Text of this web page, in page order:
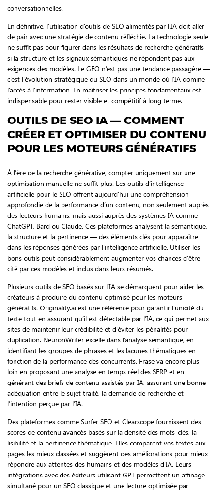
conversationnelles.
En définitive, l’utilisation d’outils de SEO alimentés par l’IA doit aller
de pair avec une stratégie de contenu réfléchie. La technologie seule
ne suffit pas pour figurer dans les résultats de recherche génératifs
si la structure et les signaux sémantiques ne répondent pas aux
exigences des modèles. Le GEO n’est pas une tendance passagère —
c’est l’évolution stratégique du SEO dans un monde où l’IA domine
l’accès à l’information. En maîtriser les principes fondamentaux est
indispensable pour rester visible et compétitif à long terme.
OUTILS DE SEO IA — COMMENT
CRÉER ET OPTIMISER DU CONTENU
POUR LES MOTEURS GÉNÉRATIFS
À l’ère de la recherche générative, compter uniquement sur une
optimisation manuelle ne suffit plus. Les outils d’intelligence
artificielle pour le SEO offrent aujourd’hui une compréhension
approfondie de la performance d’un contenu, non seulement auprès
des lecteurs humains, mais aussi auprès des systèmes IA comme
ChatGPT, Bard ou Claude. Ces plateformes analysent la sémantique,
la structure et la pertinence — des éléments clés pour apparaître
dans les réponses générées par l’intelligence artificielle. Utiliser les
bons outils peut considérablement augmenter vos chances d’être
cité par ces modèles et inclus dans leurs résumés.
Plusieurs outils de SEO basés sur l’IA se démarquent pour aider les
créateurs à produire du contenu optimisé pour les moteurs
génératifs. Originality.ai est une référence pour garantir l’unicité du
texte tout en assurant qu’il est détectable par l’IA, ce qui permet aux
sites de maintenir leur crédibilité et d’éviter les pénalités pour
duplication. NeuronWriter excelle dans l’analyse sémantique, en
identifiant les groupes de phrases et les lacunes thématiques en
fonction de la performance des concurrents. Frase va encore plus
loin en proposant une analyse en temps réel des SERP et en
générant des briefs de contenu assistés par IA, assurant une bonne
adéquation entre le sujet traité, la demande de recherche et
l’intention perçue par l’IA.
Des plateformes comme Surfer SEO et Clearscope fournissent des
scores de contenu avancés basés sur la densité des mots-clés, la
lisibilité et la pertinence thématique. Elles comparent vos textes aux
pages les mieux classées et suggèrent des améliorations pour mieux
répondre aux attentes des humains et des modèles d’IA. Leurs
intégrations avec des éditeurs utilisant GPT permettent un affinage
simultané pour un SEO classique et une lecture optimisée par